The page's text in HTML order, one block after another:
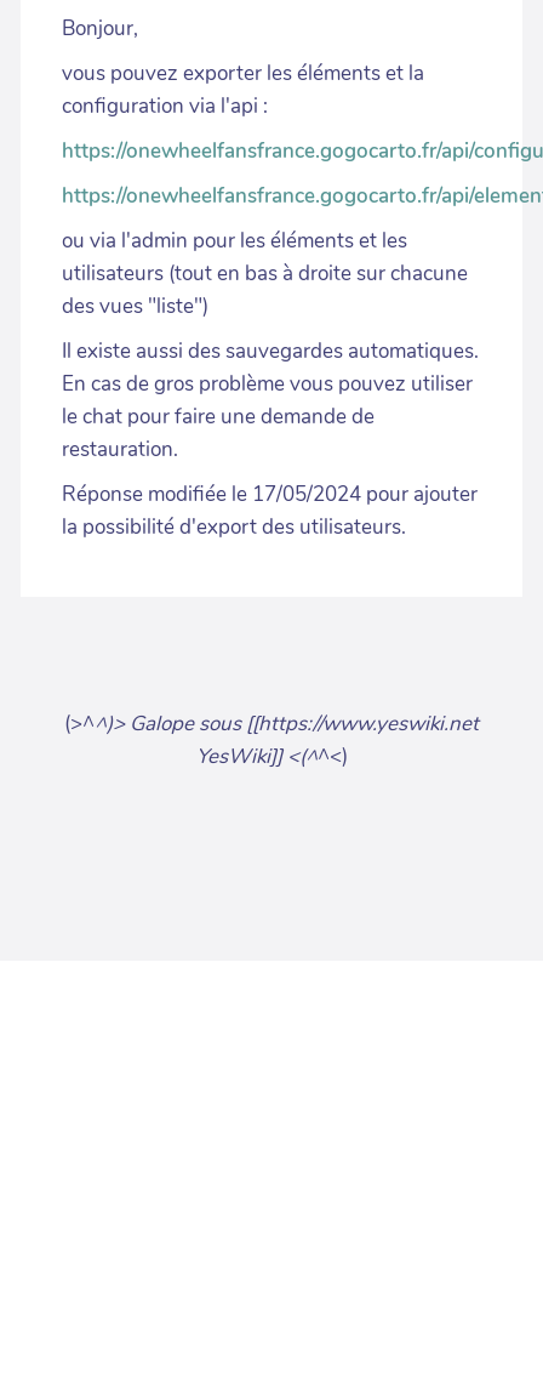
Bonjour,
vous pouvez exporter les éléments et la
configuration via l'api :
https://onewheelfansfrance.gogocarto.fr/api/
https://onewheelfansfrance.gogocarto.fr/api/
ou via l'admin pour les éléments et les
utilisateurs (tout en bas à droite sur chacune
des vues "liste")
Il existe aussi des sauvegardes automatiques.
En cas de gros problème vous pouvez utiliser
le chat pour faire une demande de
restauration.
Réponse modifiée le 17/05/2024 pour ajouter
la possibilité d'export des utilisateurs.
(>^^)> Galope sous [[https://www.yeswiki.net
YesWiki]] <(^^<)